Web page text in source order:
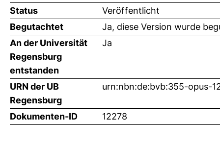
Status
Veröffentlicht
Begutachtet
Ja, diese Version wurde
An der Universität
Regensburg
entstanden
Ja
URN der UB
Regensburg
urn:nbn:de:bvb:355-opus-
Dokumenten-ID 12278